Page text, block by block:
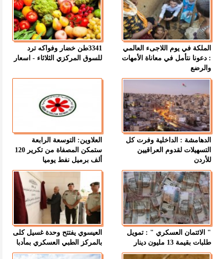
الملكة في يوم اللاجىء العالمي
: دعونا نتأمل في معاناة الأمهات
والرضع
3341طن خضار وفواكه ترد
للسوق المركزي الثلاثاء - اسعار
الدهامشة : الداخلية وفرت كل
التسهيلات لقدوم العراقيين
للأردن
العلاوين: التوسعة الرابعة
ستمكن المصفاة من تكرير 120
ألف برميل نفط يوميا
" الائتمان العسكري " : تمويل
طلبات بقيمة 13 مليون دينار
العيسوي يفتتح وحدة غسيل كلى
بالمركز الطبي العسكري بمأدبا